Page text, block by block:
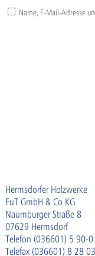
Name, E-Mail-Adresse
Hermsdorfer Holzwerke
FuT GmbH & Co KG
Naumburger Straße 8
07629 Hermsdorf
Telefon (036601) 5 90-0
Telefax (036601) 8 28 03